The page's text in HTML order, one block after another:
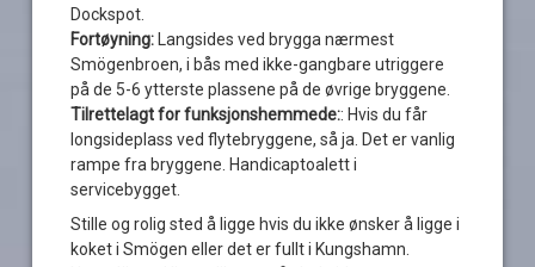
Dockspot.
Fortøyning: Langsides ved brygga nærmest
Smögenbroen, i bås med ikke-gangbare utriggere
på de 5-6 ytterste plassene på de øvrige bryggene.
Tilrettelagt for funksjonshemmede:: Hvis du får
longsideplass ved flytebryggene, så ja. Det er vanlig
rampe fra bryggene. Handicaptoalett i
servicebygget.
Stille og rolig sted å ligge hvis du ikke ønsker å ligge i
koket i Smögen eller det er fullt i Kungshamn.